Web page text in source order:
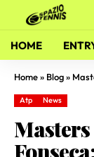
HOME
Home» Blog»
Atp News